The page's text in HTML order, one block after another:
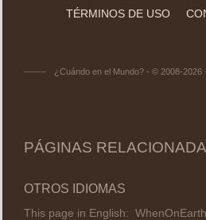
TÉRMINOS DE USO
¿Cuándo en el Mundo? - © 2008-2026
PÁGINAS
OTROS IDIOMAS
This page in English: